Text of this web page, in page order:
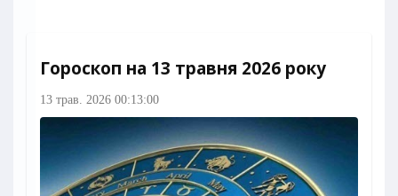
Гороскоп на 13 травня 2026 року
13 трав. 2026 00:13:00